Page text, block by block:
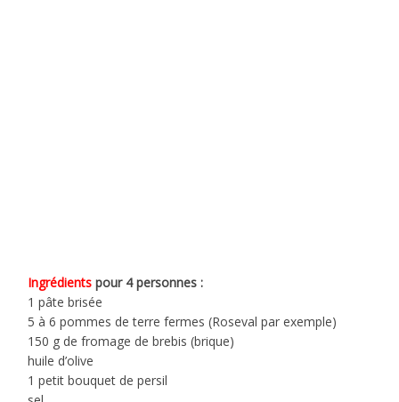
Ingrédients pour 4 personnes :
1 pâte brisée
5 à 6 pommes de terre fermes (Roseval par exemple)
150 g de fromage de brebis (brique)
huile d’olive
1 petit bouquet de persil